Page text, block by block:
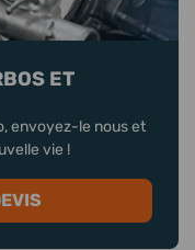
ET
envoyez-le nous et
vie !